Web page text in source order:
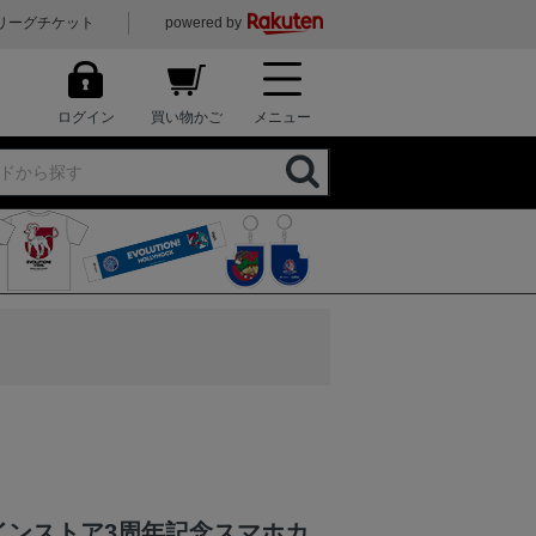
ーグチケット powered by
ログイン 買い物かご メニュー